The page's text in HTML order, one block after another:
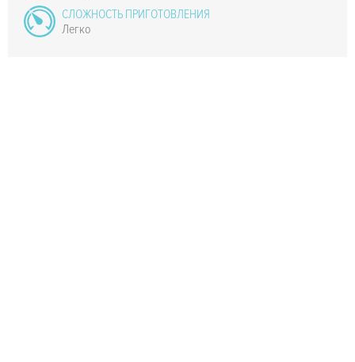
СЛОЖНОСТЬ ПРИГОТОВЛЕНИЯ
Легко